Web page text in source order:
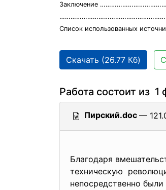
Заключение
Список использованных
Скачать (26.77 Кб)
Работа состоит из 1
Пирский.doc —
Благодаря
техническую
непосредственно